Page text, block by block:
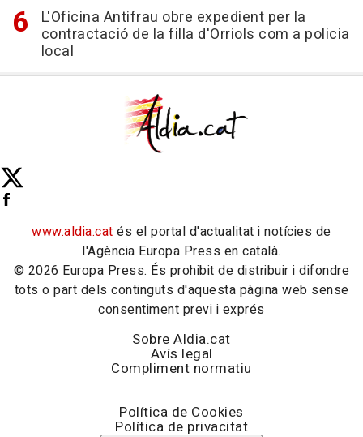
L'Oficina Antifrau obre expedient per la
contractació de la filla d'Orriols com a policia
local
www.aldia.cat és el portal d'actualitat i notícies de
l'Agència Europa Press en català.
© 2026 Europa Press. És prohibit de distribuir i difondre
tots o part dels continguts d'aquesta pàgina web sense
consentiment previ i exprés
Sobre Aldia.cat
Avís legal
Compliment normatiu
Política de Cookies
Política de privacitat